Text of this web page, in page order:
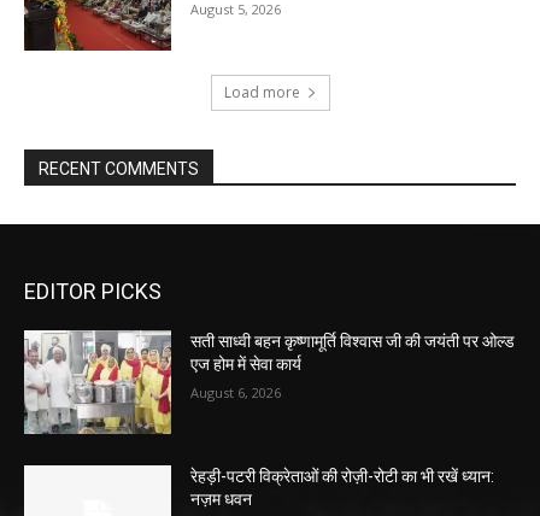
August 5, 2026
Load more
RECENT COMMENTS
EDITOR PICKS
सती साध्वी बहन कृष्णामूर्ति विश्वास जी की जयंती पर ओल्ड
एज होम में सेवा कार्य
August 6, 2026
रेहड़ी-पटरी विक्रेताओं की रोज़ी-रोटी का भी रखें ध्यान:
नज़म धवन